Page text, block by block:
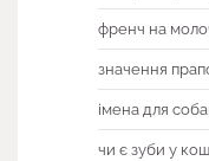
френч на
значення
імена для
чи є зуби у